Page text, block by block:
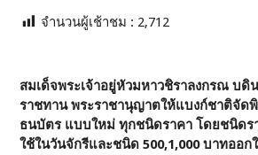
จำนวนผู้เช้าชม : 2,712
สมเด็จพระเจ้าอยู่หัวมหาวชิราลงกรณ บดิ
ราชทาน พระราชานุญาตให้แบงก์ชาติจัด
ธนบัตร แบบใหม่ ทุกชนิดราคา โดยชนิดร
ใช้ในวันจักรีและชนิด 500,1,000 บาทออก